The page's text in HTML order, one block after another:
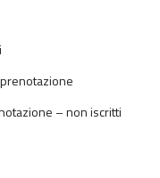
– non iscritti